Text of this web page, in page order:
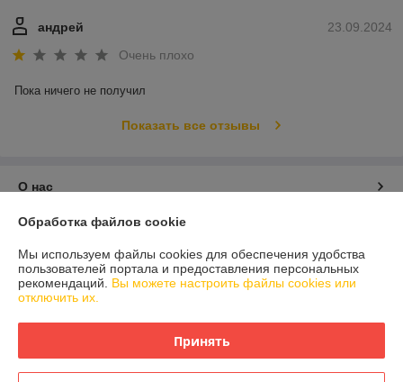
23.09.2024
андрей
Очень плохо
Пока ничего не получил
Показать все отзывы
О нас
Контакты
Доставка и оплата
Полная версия сайта
Обработка файлов cookie
Мы используем файлы cookies для обеспечения удобства
пользователей портала и предоставления персональных
рекомендаций. Вы можете настроить файлы cookies или
отключить их.
Принять